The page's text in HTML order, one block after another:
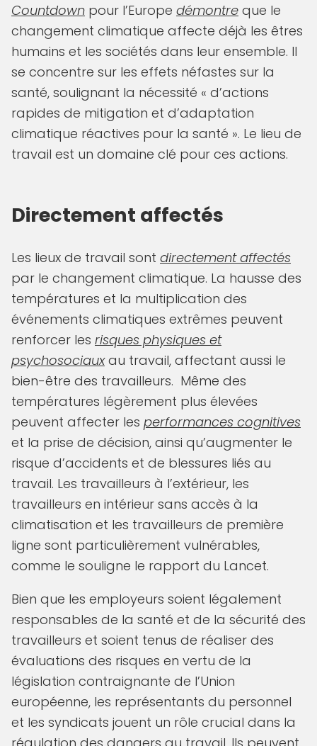
Countdown pour l’Europe démontre que le
changement climatique affecte déjà les êtres
humains et les sociétés dans leur ensemble. Il
se concentre sur les effets néfastes sur la
santé, soulignant la nécessité « d’actions
rapides de mitigation et d’adaptation
climatique réactives pour la santé ». Le lieu de
travail est un domaine clé pour ces actions.
Directement affectés
Les lieux de travail sont directement affectés
par le changement climatique. La hausse des
températures et la multiplication des
événements climatiques extrêmes peuvent
renforcer les risques physiques et
psychosociauxau travail, affectant aussi le
bien-être des travailleurs. Même des
températures légèrement plus élevées
peuvent affecter les performances cognitives
et la prise de décision, ainsi qu’augmenter le
risque d’accidents et de blessures liés au
travail. Les travailleurs à l’extérieur, les
travailleurs en intérieur sans accès à la
climatisation et les travailleurs de première
ligne sont particulièrement vulnérables,
comme le souligne le rapport du Lancet.
Bien que les employeurs soient légalement
responsables de la santé et de la sécurité des
travailleurs et soient tenus de réaliser des
évaluations des risques en vertu de la
législation contraignante de l’Union
européenne, les représentants du personnel
et les syndicats jouent un rôle crucial dans la